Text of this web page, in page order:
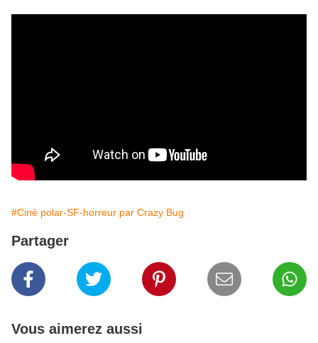
#Ciné polar-SF-horreur par Crazy Bug
Partager
Vous aimerez aussi